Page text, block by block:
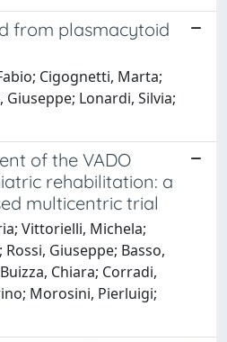
from plasmacytoid
Cigognetti, Marta;
Giuseppe; Lonardi, Silvia;
of the VADO
rehabilitation: a
multicentric trial
Vittorielli, Michela;
Giuseppe; Basso,
Chiara; Corradi,
Morosini, Pierluigi;